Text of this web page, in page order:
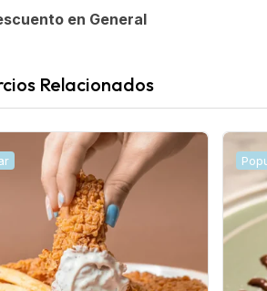
en General
Relacionados